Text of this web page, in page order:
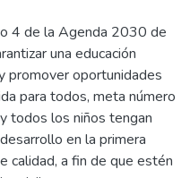
4 de la Agenda 2030 de
una educación
promover oportunidades
para todos, meta número
todos los niños tengan
en la primera
calidad, a fin de que estén